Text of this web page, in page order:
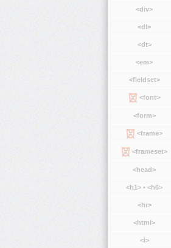
<div>
<dl>
<dt>
<em>
<fieldset>
<font>
<form>
<frame>
<frameset>
<head>
<h1> • <h6>
<hr>
<html>
<i>